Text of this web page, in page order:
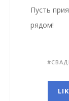
Пусть
рядом!